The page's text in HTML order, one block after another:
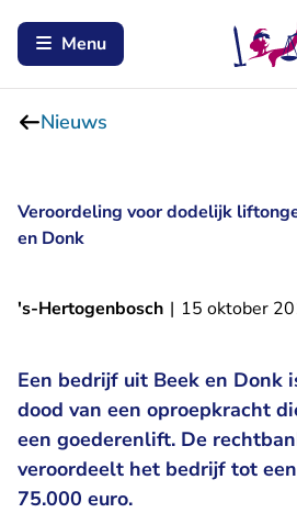
Menu
Nieuws
Veroordeling voor dodelijk
en Donk
's-Hertogenbosch | 15 oktober
Een bedrijf uit Beek en Donk
dood van een oproepkracht
een goederenlift. De
veroordeelt het bedrijf tot
75.000 euro.